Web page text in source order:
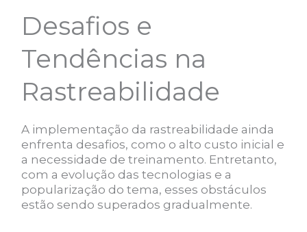
Desafios e
Tendências na
Rastreabilidade
A implementação da rastreabilidade ainda
enfrenta desafios, como o alto custo inicial e
a necessidade de treinamento. Entretanto,
com a evolução das tecnologias e a
popularização do tema, esses obstáculos
estão sendo superados gradualmente.